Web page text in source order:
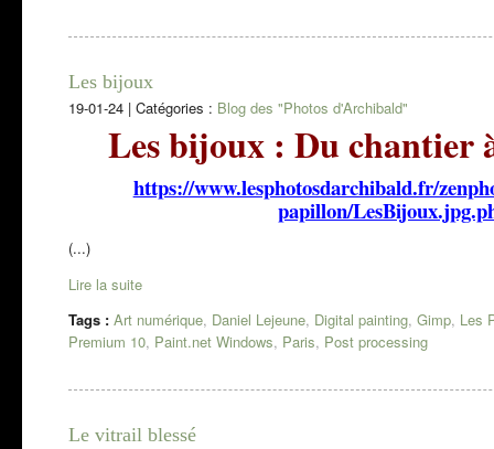
Les bijoux
19-01-24 | Catégories : Blog des "Photos d'Archibald"
Les bijoux : Du chantier
https://www.lesphotosdarchibald.fr/
papillon/
(...)
Lire la suite
Tags : Art numérique, Daniel Lejeune, Digital painting, Gimp, Les
Premium 10, Paint.net Windows, Paris, Post processing
Le vitrail blessé